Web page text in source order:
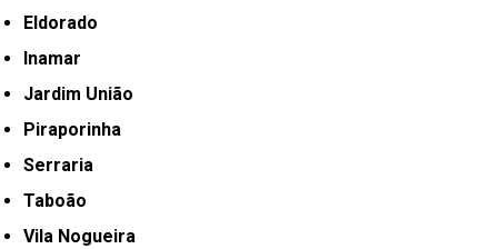
Eldorado
Inamar
Jardim União
Piraporinha
Serraria
Taboão
Vila Nogueira